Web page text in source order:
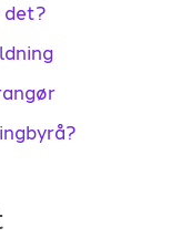
det?